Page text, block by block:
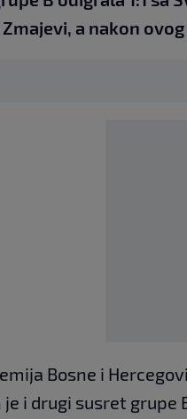
a nakon
Bosne i
je i drugi susret grupe